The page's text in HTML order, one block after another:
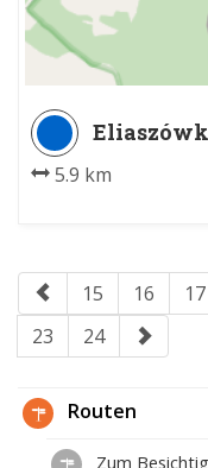
5.9 km
15 16 17
23
24
Routen
Zum